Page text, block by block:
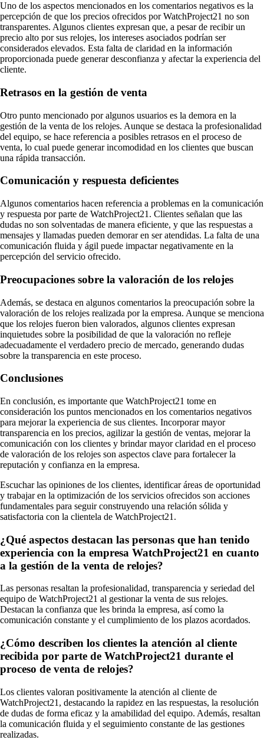
Uno de los aspectos mencionados en los comentarios negativos es la
percepción de que los precios ofrecidos por WatchProject21 no son
transparentes. Algunos clientes expresan que, a pesar de recibir un
precio alto por sus relojes, los intereses asociados podrían ser
considerados elevados. Esta falta de claridad en la información
proporcionada puede generar desconfianza y afectar la experiencia del
cliente.
Retrasos en la gestión de venta
Otro punto mencionado por algunos usuarios es la demora en la
gestión de la venta de los relojes. Aunque se destaca la profesionalidad
del equipo, se hace referencia a posibles retrasos en el proceso de
venta, lo cual puede generar incomodidad en los clientes que buscan
una rápida transacción.
Comunicación y respuesta deficientes
Algunos comentarios hacen referencia a problemas en la comunicación
y respuesta por parte de WatchProject21. Clientes señalan que las
dudas no son solventadas de manera eficiente, y que las respuestas a
mensajes y llamadas pueden demorar en ser atendidas. La falta de una
comunicación fluida y ágil puede impactar negativamente en la
percepción del servicio ofrecido.
Preocupaciones sobre la valoración de los relojes
Además, se destaca en algunos comentarios la preocupación sobre la
valoración de los relojes realizada por la empresa. Aunque se menciona
que los relojes fueron bien valorados, algunos clientes expresan
inquietudes sobre la posibilidad de que la valoración no refleje
adecuadamente el verdadero precio de mercado, generando dudas
sobre la transparencia en este proceso.
Conclusiones
En conclusión, es importante que WatchProject21 tome en
consideración los puntos mencionados en los comentarios negativos
para mejorar la experiencia de sus clientes. Incorporar mayor
transparencia en los precios, agilizar la gestión de ventas, mejorar la
comunicación con los clientes y brindar mayor claridad en el proceso
de valoración de los relojes son aspectos clave para fortalecer la
reputación y confianza en la empresa.
Escuchar las opiniones de los clientes, identificar áreas de oportunidad
y trabajar en la optimización de los servicios ofrecidos son acciones
fundamentales para seguir construyendo una relación sólida y
satisfactoria con la clientela de WatchProject21.
¿Qué aspectos destacan las personas que han tenido
experiencia con la empresa WatchProject21 en cuanto
a la gestión de la venta de relojes?
Las personas resaltan la profesionalidad, transparencia y seriedad del
equipo de WatchProject21 al gestionar la venta de sus relojes.
Destacan la confianza que les brinda la empresa, así como la
comunicación constante y el cumplimiento de los plazos acordados.
¿Cómo describen los clientes la atención al cliente
recibida por parte de WatchProject21 durante el
proceso de venta de relojes?
Los clientes valoran positivamente la atención al cliente de
WatchProject21, destacando la rapidez en las respuestas, la resolución
de dudas de forma eficaz y la amabilidad del equipo. Además, resaltan
la comunicación fluida y el seguimiento constante de las gestiones
realizadas.